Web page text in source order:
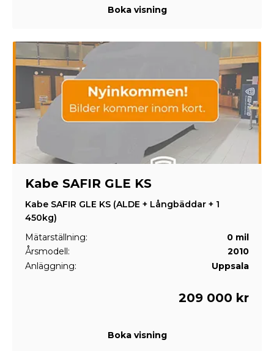
Boka visning
Kabe SAFIR GLE KS
Kabe SAFIR GLE KS (ALDE + Långbäddar + 1
450kg)
Mätarställning:
0 mil
Årsmodell:
2010
Anläggning:
Uppsala
209 000 kr
Boka visning